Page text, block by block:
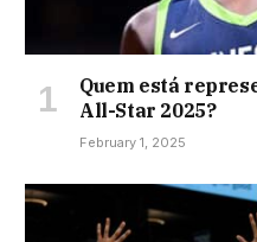
Quem está
All-Star 2025?
February 1, 2025